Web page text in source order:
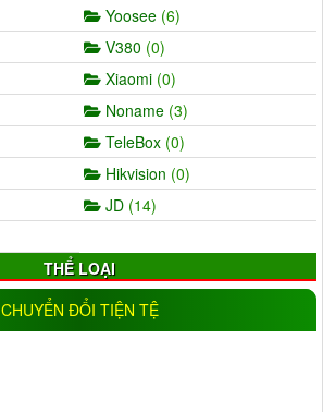
Yoosee (6)
V380 (0)
Xiaomi (0)
Noname (3)
TeleBox (0)
Hikvision (0)
JD (14)
THỂ LOẠI
IP(11)
IP wifi(19)
CHUYỂN ĐỔI TIỆN TỆ